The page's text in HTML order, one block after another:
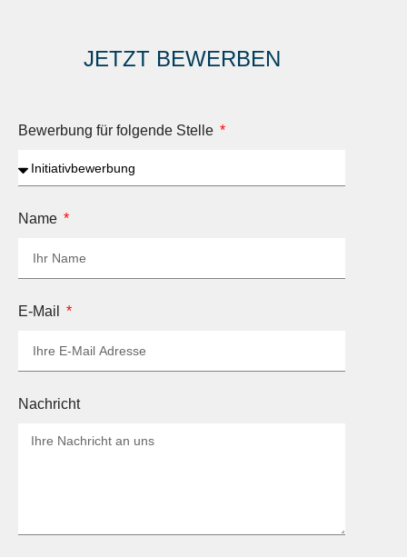
JETZT BEWERBEN
Bewerbung für folgende Stelle
Name
E-Mail
Nachricht